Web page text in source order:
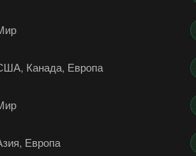
Канада, Европа
Европа